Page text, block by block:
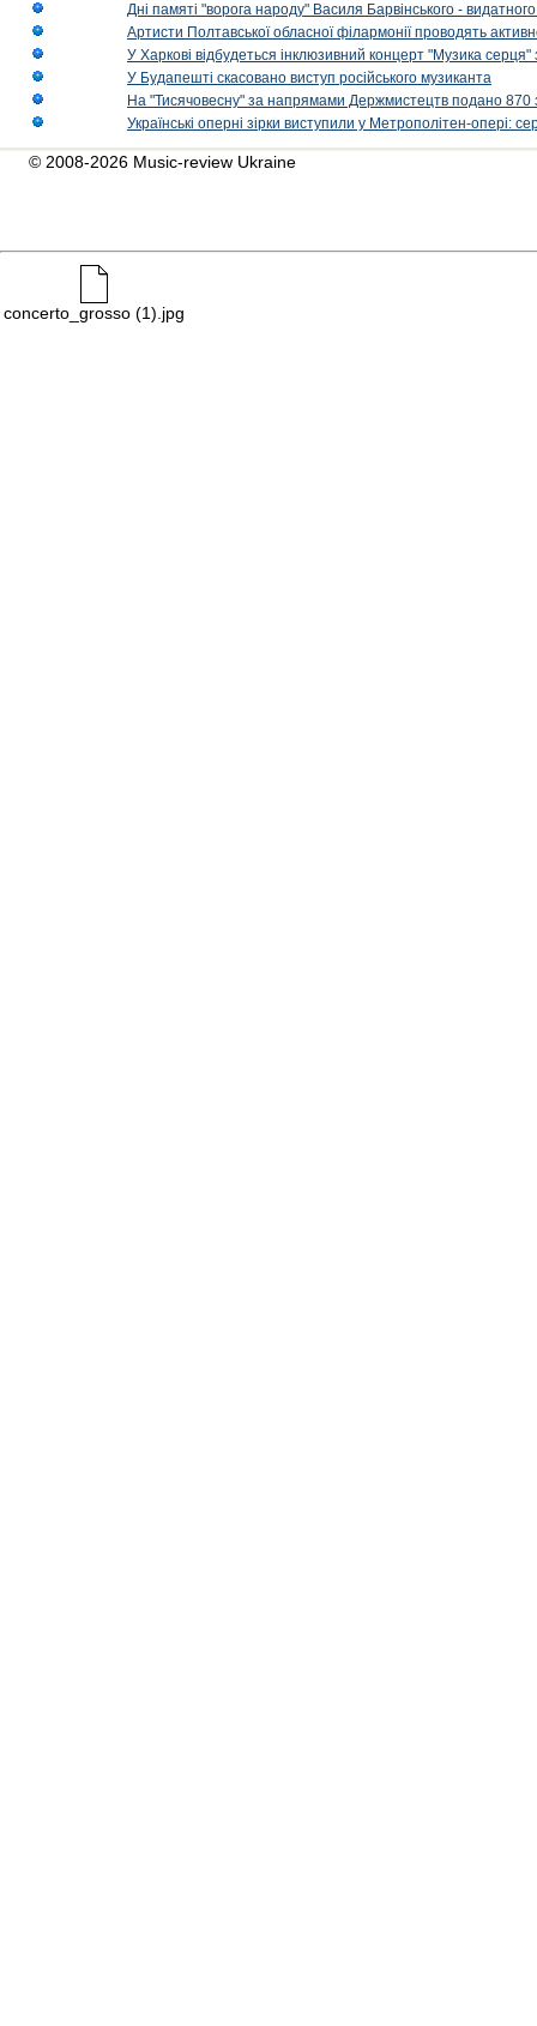
Дні памяті "ворога народу" Василя Барвінського -
Артисти Полтавської обласної філармонії проводять
У Харкові відбудеться інклюзивний концерт "Музика
У Будапешті скасовано виступ російського музиканта
На "Тисячовесну" за напрямами Держмистецтв подано 870
Українські оперні зірки виступили у Метрополітен-опері:
© 2008-2026 Music-review Ukraine
concerto_grosso (1).jpg